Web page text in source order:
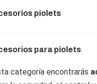
piolets
para piolets
categoría encontrarás